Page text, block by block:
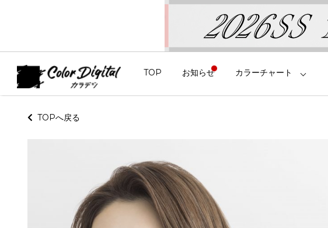
TOP お知らせ カラーチャート
TOPへ戻る